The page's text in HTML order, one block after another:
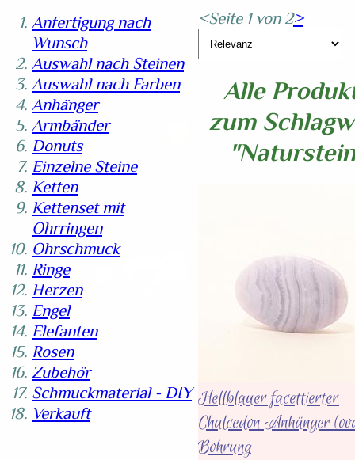
Anfertigung nach
Wunsch
Auswahl nach Steinen
Auswahl nach Farben
Anhänger
Armbänder
Donuts
Einzelne Steine
Ketten
Kettenset mit
Ohrringen
Ohrschmuck
Ringe
Herzen
Engel
Elefanten
Rosen
Zubehör
Schmuckmaterial - DIY
Verkauft
<Seite 1 von 2>
Alle
zum
Hellblauer facettierter
Chalcedon Anhänger
Bohrung